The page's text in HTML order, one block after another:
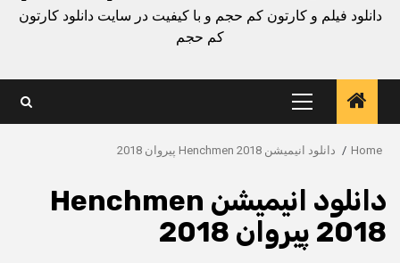
دانلود فیلم و کارتون کم حجم و با کیفیت در سایت دانلود کارتون
کم حجم
Primary
Menu
Home دانلود انیمیشن Henchmen 2018 پیروان 2018
دانلود انیمیشن Henchmen
2018 پیروان 2018